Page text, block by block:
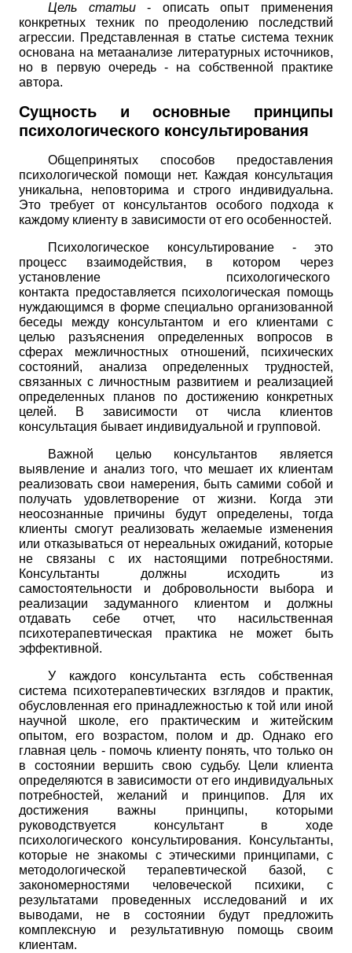
Цель статьи- описать опыт применения
конкретных техник по преодолению последствий
агрессии. Представленная в статье система техник
основана на метаанализе литературных источников,
но в первую очередь - на собственной практике
автора.
Сущность и основные принципы
психологического консультирования
Общепринятых способов предоставления
психологической помощи нет. Каждая консультация
уникальна, неповторима и строго индивидуальна.
Это требует от консультантов особого подхода к
каждому клиенту в зависимости от его особенностей.
Психологическое консультирование - это
процесс взаимодействия, в котором через
установление психологического
контакта предоставляется психологическая помощь
нуждающимся в форме специально организованной
беседы между консультантом и его клиентами с
целью разъяснения определенных вопросов в
сферах межличностных отношений, психических
состояний, анализа определенных трудностей,
связанных с личностным развитием и реализацией
определенных планов по достижению конкретных
целей. В зависимости от числа клиентов
консультация бывает индивидуальной и групповой.
Важной целью консультантов является
выявление и анализ того, что мешает их клиентам
реализовать свои намерения, быть самими собой и
получать удовлетворение от жизни. Когда эти
неосознанные причины будут определены, тогда
клиенты смогут реализовать желаемые изменения
или отказываться от нереальных ожиданий, которые
не связаны с их настоящими потребностями.
Консультанты должны исходить из
самостоятельности и добровольности выбора и
реализации задуманного клиентом и должны
отдавать себе отчет, что насильственная
психотерапевтическая практика не может быть
эффективной.
У каждого консультанта есть собственная
система психотерапевтических взглядов и практик,
обусловленная его принадлежностью к той или иной
научной школе, его практическим и житейским
опытом, его возрастом, полом и др. Однако его
главная цель - помочь клиенту понять, что только он
в состоянии вершить свою судьбу. Цели клиента
определяются в зависимости от его индивидуальных
потребностей, желаний и принципов. Для их
достижения важны принципы, которыми
руководствуется консультант в ходе
психологического консультирования. Консультанты,
которые не знакомы с этическими принципами, с
методологической терапевтической базой, с
закономерностями человеческой психики, с
результатами проведенных исследований и их
выводами, не в состоянии будут предложить
комплексную и результативную помощь своим
клиентам.